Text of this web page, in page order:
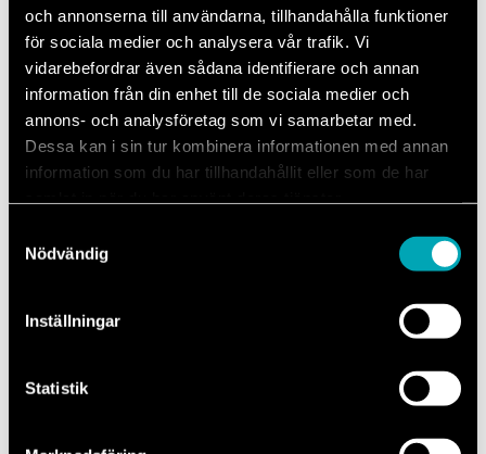
och annonserna till användarna, tillhandahålla funktioner
för sociala medier och analysera vår trafik. Vi
vidarebefordrar även sådana identifierare och annan
information från din enhet till de sociala medier och
annons- och analysföretag som vi samarbetar med.
Dessa kan i sin tur kombinera informationen med annan
information som du har tillhandahållit eller som de har
Nödvändig
Inställningar
Statistik
Vad ingår i Ford Assistans?
Vägassistans, inte bara i Sverige utan i princip i hela
Europa.
Reparation på stället (om det är möjligt).
Bärgning till närmaste auktoriserade Fordverkstad.
Hjälp med hyrbil eller annat färdmedel, så du kan
fortsätta din resa.
Hotellövernattning om resan inte kan fortsätta
samma dag.